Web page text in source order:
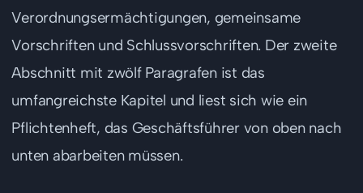
Verordnungsermächtigungen, gemeinsame
Vorschriften und Schlussvorschriften. Der zweite
Abschnitt mit zwölf Paragrafen ist das
umfangreichste Kapitel und liest sich wie ein
Pflichtenheft, das Geschäftsführer von oben nach
unten abarbeiten müssen.